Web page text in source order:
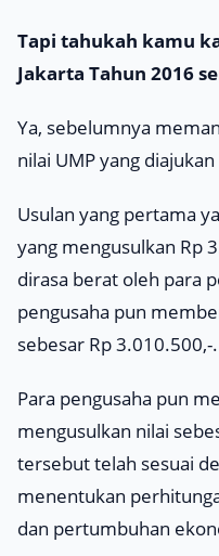
Tapi tahukah kamu
Jakarta Tahun 2016
Ya, sebelumnya
nilai UMP yang
Usulan yang pertama
yang mengusulkan Rp
dirasa berat oleh para
pengusaha pun
sebesar Rp 3.010.500,-.
Para pengusaha pun
mengusulkan nilai
tersebut telah sesuai
menentukan
dan pertumbuhan